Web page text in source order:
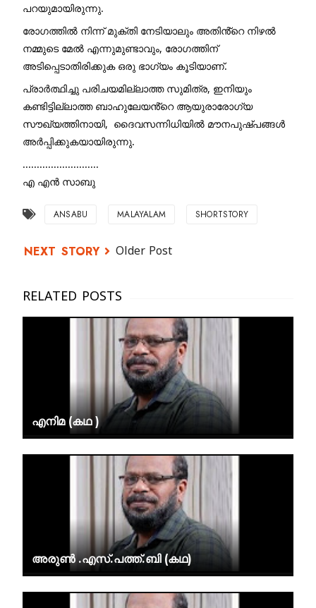
പറയുമായിരുന്നു.
രോഗത്തിൽ നിന്ന് മുക്തി നേടിയാലും അതിൻ്റെ നിഴൽ
നമ്മുടെ മേൽ എന്നുമുണ്ടാവും, രോഗത്തിന്
അടിപ്പെടാതിരിക്കുക ഒരു ഭാഗ്യം കൂടിയാണ്.
പ്രാർത്ഥിച്ചു പരിചയമില്ലാത്ത സുമിത്ര, ഇനിയും
കണ്ടിട്ടില്ലാത്ത ബാഹുലേയൻ്റെ ആയുരാരോഗ്യ
സൗഖ്യത്തിനായി,  ദൈവസന്നിധിയിൽ മൗനപുഷ്പങ്ങൾ
അർപ്പിക്കുകയായിരുന്നു.
...........................
എ എൻ സാബു
ANSABU MALAYALAM SHORTSTORY
Older Post
എനിമ (കഥ )
അരുൺ .എസ്.പത്ത്.ബി (കഥ)